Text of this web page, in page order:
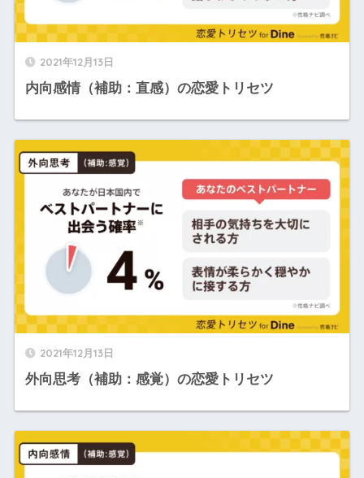
2021年12月13日
内向感情（補助：直感）の恋愛トリセツ
2021年12月13日
外向思考（補助：感覚）の恋愛トリセツ